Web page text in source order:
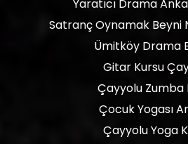
Yaratıcı Drama
Satranç Oynamak Beyni
Ümitköy Drama
Gitar Kursu
Çayyolu Zumba
Çocuk Yogası
Çayyolu Yoga